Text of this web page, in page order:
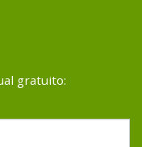
gratuito: